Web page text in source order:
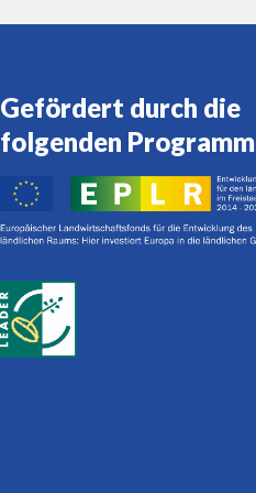
Gefördert durch die
folgenden